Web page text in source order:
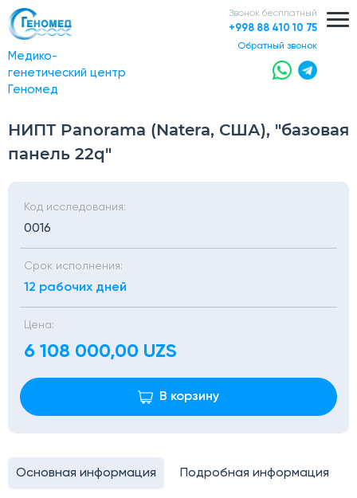
Медико-
генетический центр
Геномед
Звонок бесплатный
+998 88 410 10 75
обратный звонок
НИПТ Panorama (Natera, США), "базовая
панель 22q"
Основная информация Подробная информация
Код исследования:
0016
Срок исполнения:
12 рабочих дней
Цена:
6 108 000,00 UZS
В корзину